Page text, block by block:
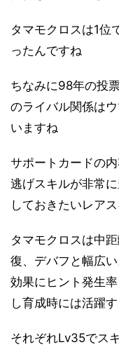
タマモクロスは1位
ったんですね
ちなみに98年の投
のライバル関係は
いますね
サポートカードの
逃げスキルが非常
しておきたいレア
タマモクロスは中
復、デバフと幅広
効果にヒント発生
し育成時には活躍
それぞれLv35でス